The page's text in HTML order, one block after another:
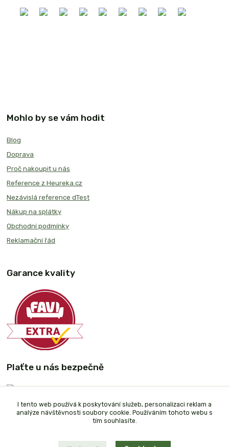
Mohlo by se vám hodit
Blog
Doprava
Proč nakoupit u nás
Reference z Heureka.cz
Nezávislá reference dTest
Nákup na splátky
Obchodní podmínky
Reklamační řád
Garance kvality
Plaťte u nás bezpečně
I tento web používá k poskytování služeb, personalizaci reklam a
analýze návštěvnosti soubory cookie. Používáním tohoto webu s
tím souhlasíte.